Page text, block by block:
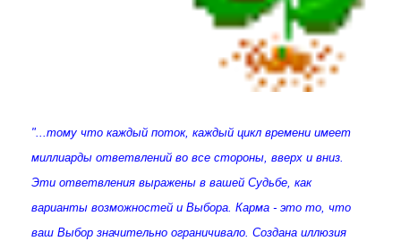
"...тому что каждый поток, каждый цикл времени имеет
миллиарды ответвлений во все стороны, вверх и вниз.
Эти ответвления выражены в вашей Судьбе, как
варианты возможностей и Выбора. Карма - это то, что
ваш Выбор значительно ограничивало. Создана иллюзия